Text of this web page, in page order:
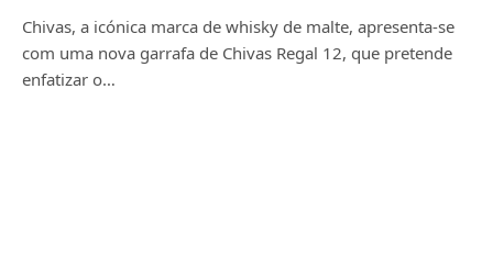
Chivas, a icónica marca de whisky de malte, apresenta-se
com uma nova garrafa de Chivas Regal 12, que pretende
enfatizar o…